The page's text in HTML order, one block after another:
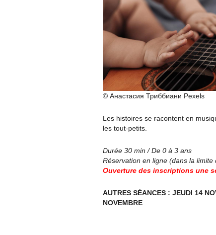
© Анастасия Триббиани Pexels
Les histoires se racontent en
les tout-petits.
Durée 30 min / De 0 à 3 ans
Réservation en ligne (dans la limite
Ouverture des inscriptions une
AUTRES SÉANCES : JEUDI 14
NOVEMBRE